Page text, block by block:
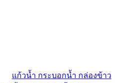
แก้วน้ำ กระบอกน้ำ กล่องข้าว